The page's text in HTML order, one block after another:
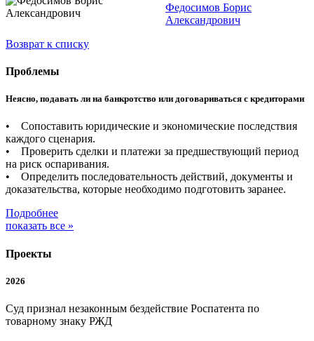
Федосимов Борис
Александрович
Возврат к списку
Проблемы
Неясно, подавать ли на банкротство или договариваться с кредиторами
• Сопоставить юридические и экономические последствия
каждого сценария.
• Проверить сделки и платежи за предшествующий период
на риск оспаривания.
• Определить последовательность действий, документы и
доказательства, которые необходимо подготовить заранее.
Подробнее
показать все »
Проекты
2026
Суд признал незаконным бездействие Роспатента по
товарному знаку РЖД